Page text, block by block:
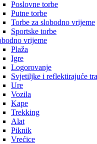
Poslovne torbe
Putne torbe
Torbe za slobodno vrijeme
Sportske torbe
vrijeme
Plaža
Igre
Logorovanje
Svjetiljke i reflektirajuće
Ure
Vozila
Kape
Trekking
Alat
Piknik
Vrećice